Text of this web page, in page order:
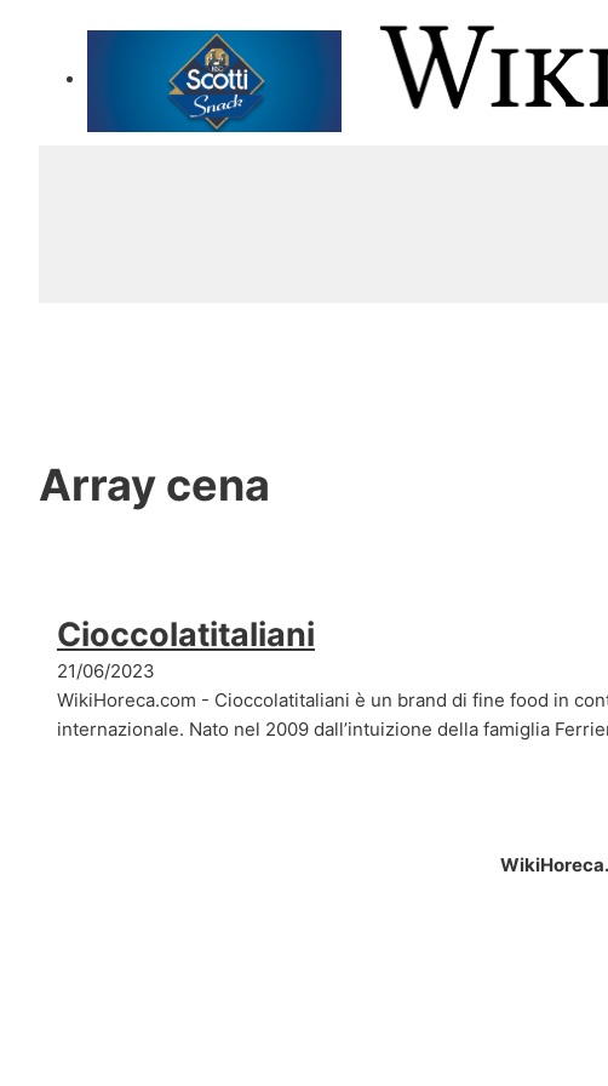
Array cena
Cioccolatitaliani
21/06/2023
WikiHoreca.com - Cioccolatitaliani è un brand di fine food in
internazionale. Nato nel 2009 dall’intuizione della famiglia